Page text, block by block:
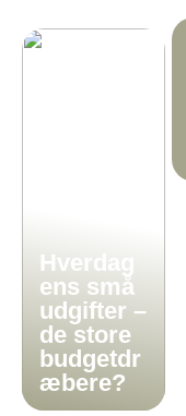
Hverdag
ens små
udgifter –
de store
budgetdr
æbere?